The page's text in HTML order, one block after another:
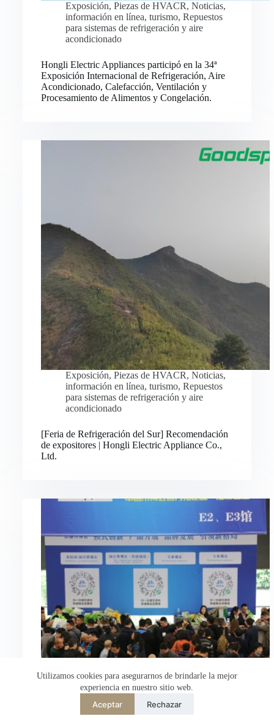
Utilizamos cookies para asegurarnos de brindarle la mejor
experiencia en nuestro sitio web.
Aceptar Rechazar
Exposición, Piezas de HVACR, Noticias,
información en línea, turismo, Repuestos
para sistemas de refrigeración y aire
acondicionado
Hongli Electric Appliances participó en la 34ª
Exposición Internacional de Refrigeración, Aire
Acondicionado, Calefacción, Ventilación y
Procesamiento de Alimentos y Congelación.
Exposición, Piezas de HVACR, Noticias,
información en línea, turismo, Repuestos
para sistemas de refrigeración y aire
acondicionado
[Feria de Refrigeración del Sur] Recomendación
de expositores | Hongli Electric Appliance Co.,
Ltd.
简体中文
English
繁體中文
Deutsch
Français du Canada
Italiano
日本語
한국어
Bahasa Indonesia
Русский